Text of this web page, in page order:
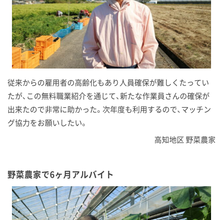
従来からの雇用者の高齢化もあり人員確保が難しくたってい
たが、この無料職業紹介を通じて、新たな作業員さんの確保が
出来たので非常に助かった。次年度も利用するので、マッチン
グ協力をお願いしたい。
高知地区 野菜農家
野菜農家で6ヶ月アルバイト